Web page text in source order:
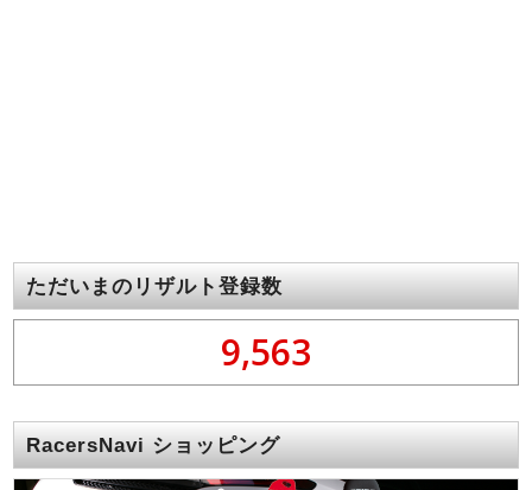
ただいまのリザルト登録数
9,563
RacersNavi ショッピング